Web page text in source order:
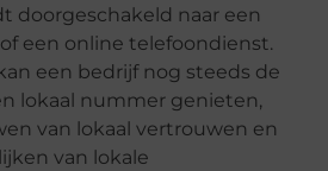
doorgeschakeld naar een
een online telefoondienst.
een bedrijf nog steeds de
lokaal nummer genieten,
van lokaal vertrouwen en
van lokale